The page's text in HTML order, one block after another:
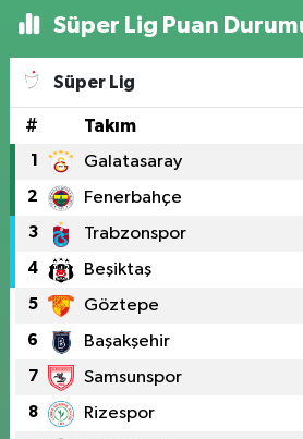
Süper Lig Puan
Süper Lig
# Takım
1 Galatasaray
2 Fenerbahçe
3 Trabzonspor
4 Beşiktaş
5 Göztepe
6 Başakşehir
7 Samsunspor
8 Rizespor